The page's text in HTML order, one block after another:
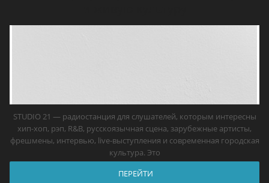
STUDIO 21 — радиостанция для слушателей, которым интересны
хип-хоп, рэп, R&B, русскоязычная сцена, зарубежные артисты,
фрешмены, интервью, live-выступления и современная городская
культура. Это
ПЕРЕЙТИ